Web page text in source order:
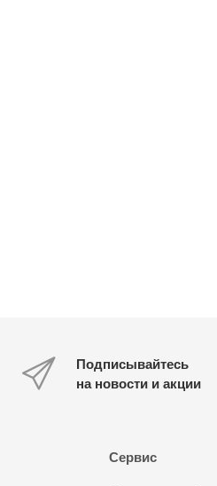
Подписывайтесь
на новости и акции
Сервис